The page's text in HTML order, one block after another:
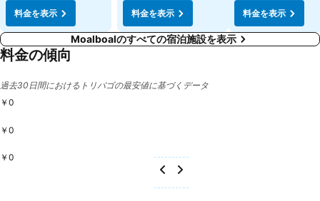
料金を表示
料金を表示
料金を表示
Moalboalのすべての宿泊施設を表示
料金の傾向
過去30日間におけるトリバゴの最安値に基づくデータ
￥0
￥0
￥0